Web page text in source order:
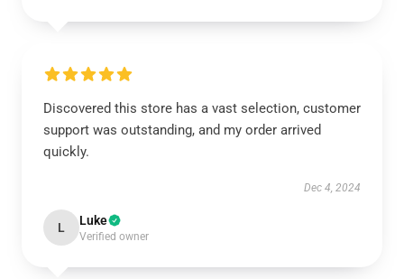
Discovered this store has a vast selection, customer
support was outstanding, and my order arrived
quickly.
Dec 4, 2024
L Luke
Verified owner